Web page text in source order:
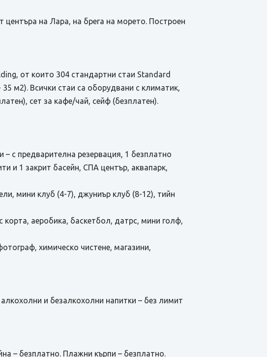
на Лара, на брега на морето. Построен
от които 304 стандартни стаи Standard
м2). Всички стаи са оборудвани с климатик,
сет за кафе/чай, сейф (безплатен).
с предварителна резервация, 1 безплатно
и 1 закрит басейн, СПА център, аквапарк,
мини клуб (4-7), джуниър клуб (8-12), тийн
корта, аеробика, баскетбол, датрс, мини голф,
химическо чистене, магазини,
и безалкохолни напитки – без лимит
– безплатно. Плажни кърпи – безплатно.